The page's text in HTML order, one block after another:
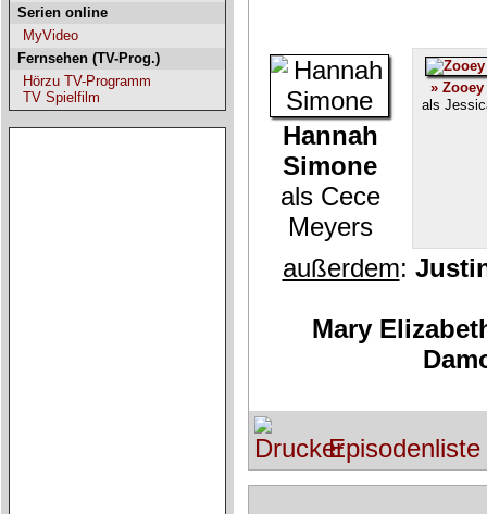
Serien online
MyVideo
Fernsehen (TV-Prog.)
Hörzu TV-Programm
TV Spielfilm
Hannah
Simone
als Cece
Meyers
»
als
außerdem:
Mary
Episodenliste